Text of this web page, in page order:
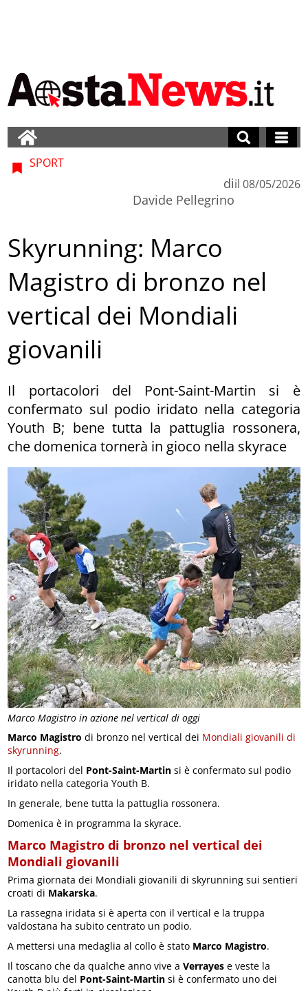
Marco Magistro in azione nel vertical di oggi
SPORT
di
Davide Pellegrino
il 08/05/2026
Skyrunning: Marco
Magistro di bronzo nel
vertical dei Mondiali
giovanili
Il portacolori del Pont-Saint-Martin si è
confermato sul podio iridato nella categoria
Youth B; bene tutta la pattuglia rossonera,
che domenica tornerà in gioco nella skyrace
Marco Magistro di bronzo nel vertical dei Mondiali giovanili di
skyrunning.
Il portacolori del Pont-Saint-Martin si è confermato sul podio
iridato nella categoria Youth B.
In generale, bene tutta la pattuglia rossonera.
Domenica è in programma la skyrace.
Marco Magistro di bronzo nel vertical dei
Mondiali giovanili
Prima giornata dei Mondiali giovanili di skyrunning sui sentieri
croati di Makarska.
La rassegna iridata si è aperta con il vertical e la truppa
valdostana ha subito centrato un podio.
A mettersi una medaglia al collo è stato Marco Magistro.
Il toscano che da qualche anno vive aVerrayes e veste la
canotta blu del Pont-Saint-Martin si è confermato uno dei